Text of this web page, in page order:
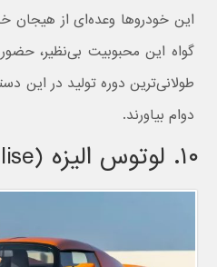
این خودروها وعده‌ای از
گواه این محبوبیت بی‌نظیر،
طولانی‌ترین دوره تولید در این
دوام بیاورند.
۱۰. لوتوس الیزه (Lotus Elise)